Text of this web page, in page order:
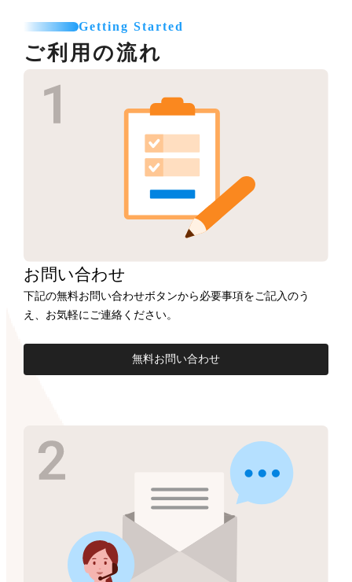
Getting Started
ご利用の流れ
お問い合わせ
下記の無料お問い合わせボタンから必要事項をご記入のう
え、お気軽にご連絡ください。
無料お問い合わせ